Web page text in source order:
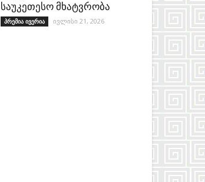
საუკეთესო მხატვრობა
პრემია ივერია ივლისი 21, 2026